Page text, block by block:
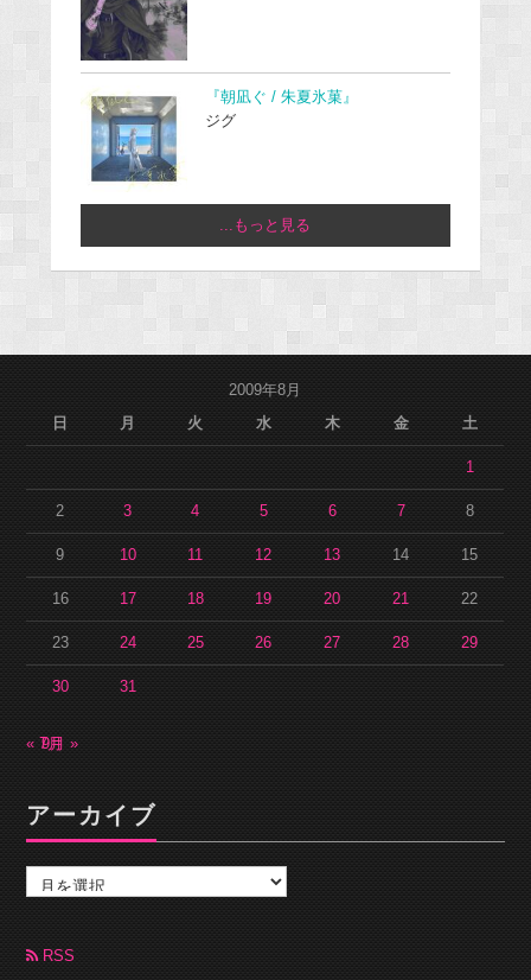
『朝凪ぐ / 朱夏氷菓』
ジグ
...もっと見る
2009年8月
日
月 火 水 木 金 土
1
2 3 4 5 6 7 8
9 10 11 12 13 14 15
16 17 18 19 20 21 22
23 24 25 26 27 28 29
30 31
« 7月9月 »
アーカイブ
カ
ブRSS